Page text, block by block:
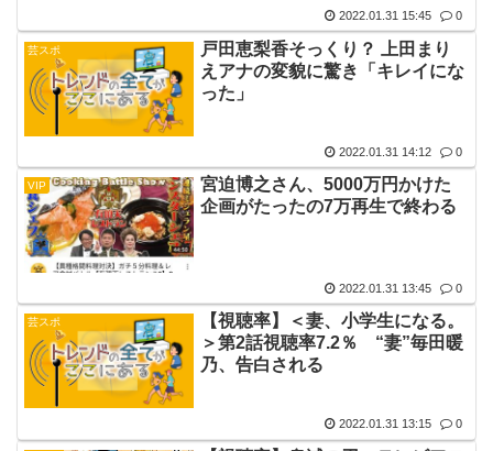
2022.01.31 15:45 0
芸スポ
戸田恵梨香そっくり？ 上田まり
えアナの変貌に驚き「キレイにな
った」
2022.01.31 14:12 0
VIP
宮迫博之さん、5000万円かけた
企画がたったの7万再生で終わる
2022.01.31 13:45 0
芸スポ
【視聴率】＜妻、小学生になる。
＞第2話視聴率7.2％ “妻”毎田暖
乃、告白される
2022.01.31 13:15 0